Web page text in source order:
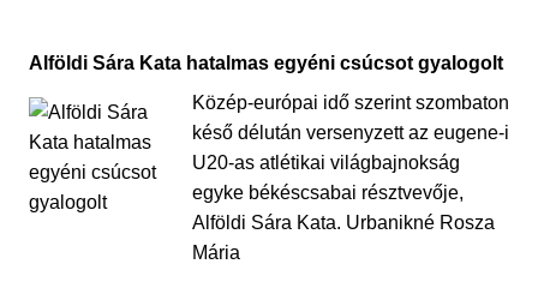
Alföldi Sára Kata hatalmas egyéni csúcsot gyalogolt
Közép-európai idő szerint szombaton
késő délután versenyzett az eugene-i
U20-as atlétikai világbajnokság
egyke békéscsabai résztvevője,
Alföldi Sára Kata. Urbanikné Rosza
Mária